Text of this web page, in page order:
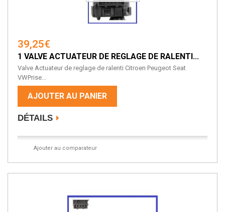
39,25€
1 VALVE ACTUATEUR DE REGLAGE DE RALENTI...
Valve Actuateur de reglage de ralenti Citroen Peugeot Seat
VWPrise...
AJOUTER AU PANIER
DÉTAILS
Ajouter au comparateur